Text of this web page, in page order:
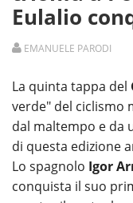
Eulalio
EMANUELE PARODI
La quinta tappa del
verde" del ciclismo
dal maltempo e da
di questa edizione
Lo spagnolo Igor
conquista il suo